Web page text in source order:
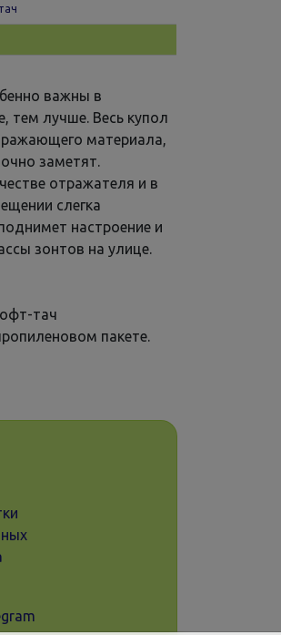
важны в
тем лучше. Весь купол
материала,
заметят.
отражателя и в
слегка
настроение и
зонтов на улице.
тач
пакете.